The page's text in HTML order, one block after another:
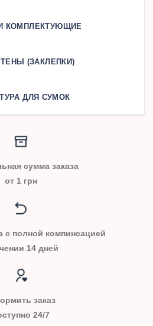
КОМПЛЕКТУЮЩИЕ
(ЗАКЛЕПКИ)
ДЛЯ СУМОК
сумма заказа
от 1 грн
с полной компинсацией
14 дней
заказ
24/7